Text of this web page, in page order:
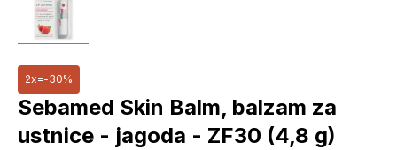
2x=-30%
Sebamed Skin Balm, balzam za
ustnice - jagoda - ZF30 (4,8 g)